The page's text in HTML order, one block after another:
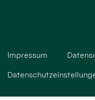
Impressum